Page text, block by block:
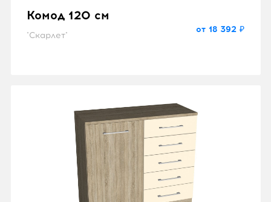
Комод 120 см
"Скарлет"
от 18 392 ₽